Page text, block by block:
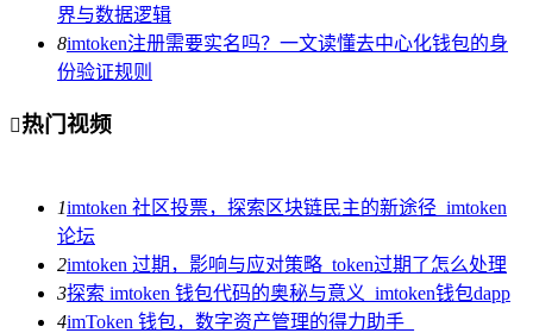
界与数据逻辑
8imtoken注册需要实名吗？一文读懂去中心化钱包的身
份验证规则
热门视频
1imtoken 社区投票，探索区块链民主的新途径_imtoken
论坛
2imtoken 过期，影响与应对策略_token过期了怎么处理
3探索 imtoken 钱包代码的奥秘与意义_imtoken钱包dapp
4imToken 钱包，数字资产管理的得力助手_